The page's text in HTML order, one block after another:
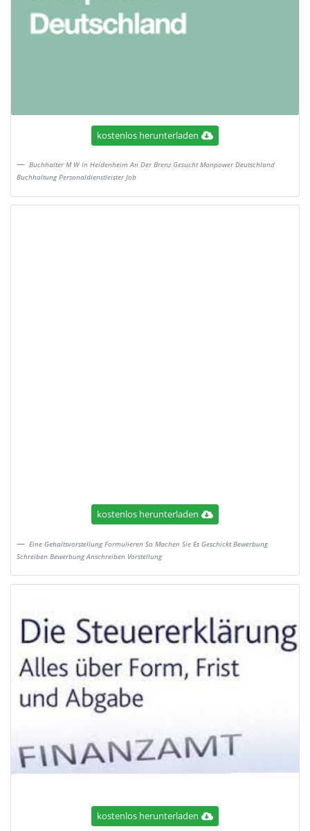
kostenlos herunterladen
Buchhalter M W In Heidenheim An Der Brenz Gesucht Manpower Deutschland
Buchhaltung Personaldienstleister Job
kostenlos herunterladen
Eine Gehaltsvorstellung Formulieren So Machen Sie Es Geschickt Bewerbung
Schreiben Bewerbung Anschreiben Vorstellung
kostenlos herunterladen